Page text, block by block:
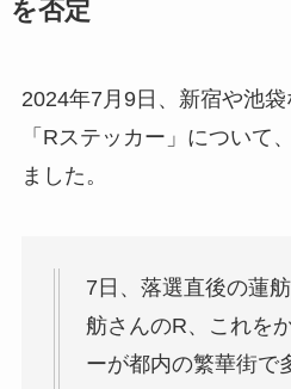
を否定
2024年7月9日、新宿や池
「Rステッカー」について
ました。
7日、落選直後の蓮
舫さんのR、これを
ーが都内の繁華街で